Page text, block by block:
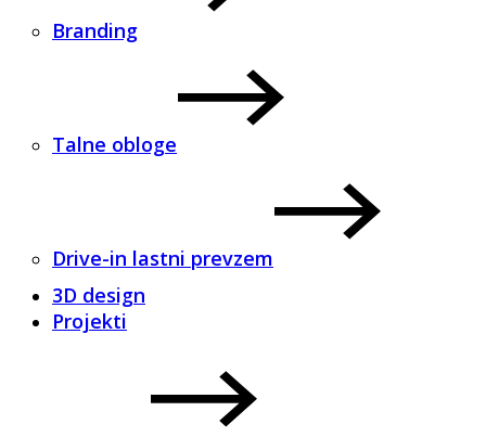
Branding
Talne obloge
Drive-in lastni prevzem
3D design
Projekti